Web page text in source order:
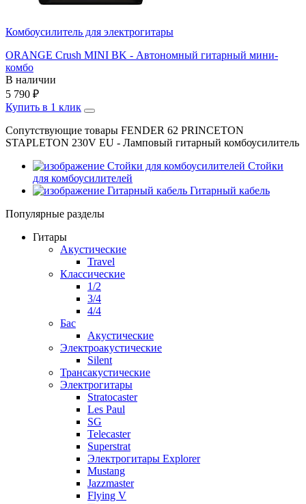
Комбоусилитель для электрогитары
ORANGE Crush MINI BK - Автономный гитарный мини-
комбо
В наличии
5 790 ₽
Купить в 1 клик
Сопутствующие товары FENDER 62 PRINCETON
STAPLETON 230V EU - Ламповый гитарный комбоусилитель
Стойки
для комбоусилителей
Гитарный кабель
Популярные разделы
Гитары
Акустические
Travel
Классические
1/2
3/4
4/4
Бас
Акустические
Электроакустические
Silent
Трансакустические
Электрогитары
Stratocaster
Les Paul
SG
Telecaster
Superstrat
Электрогитары Explorer
Mustang
Jazzmaster
Flying V